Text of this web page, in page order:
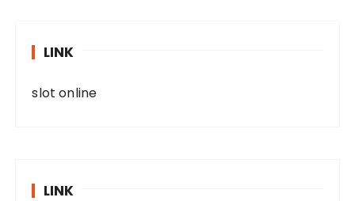
LINK
slot online
LINK